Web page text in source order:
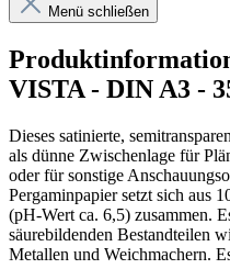
Menü schließen
VISTA - DIN A3 -
Dieses satinierte,
als dünne Zwischenlage für
oder für sonstige
Pergaminpapier setzt sich aus
(pH-Wert ca. 6,5) zusammen.
säurebildenden Bestandteilen
Metallen und Weichmachern.